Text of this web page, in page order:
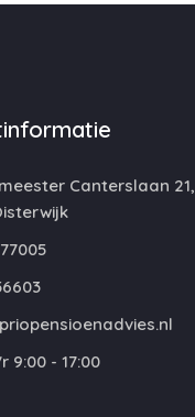
Canterslaan 21,
9:00 - 17:00